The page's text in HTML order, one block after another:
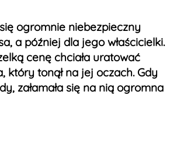
ogromnie niebezpieczny
a później dla jego właścicielki.
cenę chciała uratować
który tonął na jej oczach. Gdy
załamała się na nią ogromna